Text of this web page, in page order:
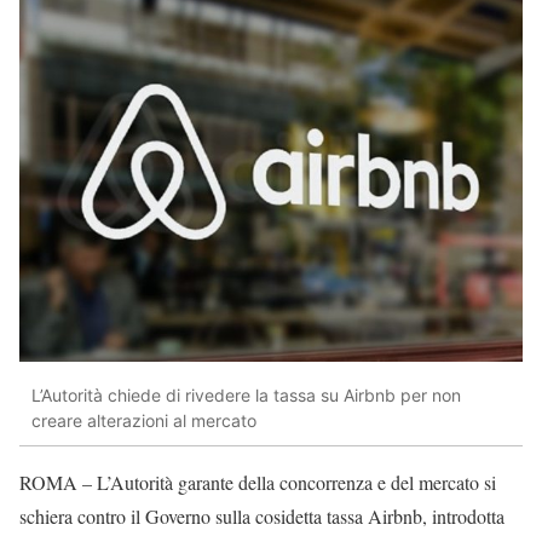
L’Autorità chiede di rivedere la tassa su Airbnb per non
creare alterazioni al mercato
ROMA – L’Autorità garante della concorrenza e del mercato si
schiera contro il Governo sulla cosidetta tassa Airbnb, introdotta